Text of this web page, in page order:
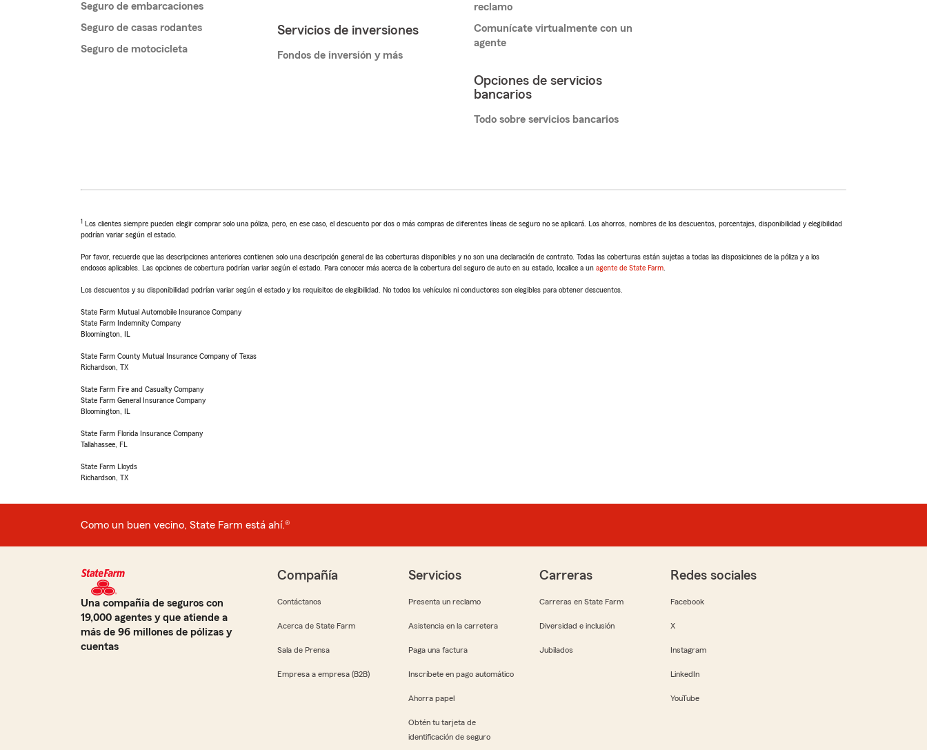
Seguro de embarcaciones
Seguro de casas rodantes
Seguro de motocicleta
Servicios de inversiones
Fondos de inversión y más
reclamo
Comunícate virtualmente con un
agente
Opciones de servicios
bancarios
Todo sobre servicios bancarios
1 Los clientes siempre pueden elegir comprar solo una póliza, pero, en ese caso, el descuento por dos o más compras de diferentes líneas de seguro no se aplicará. Los ahorros, nombres de los descuentos, porcentajes, disponibilidad y elegibilidad
podrían variar según el estado.
Por favor, recuerde que las descripciones anteriores contienen solo una descripción general de las coberturas disponibles y no son una declaración de contrato. Todas las coberturas están sujetas a todas las disposiciones de la póliza y a los
endosos aplicables. Las opciones de cobertura podrían variar según el estado. Para conocer más acerca de la cobertura del seguro de auto en su estado, localice a un agente de State Farm
Los descuentos y su disponibilidad podrían variar según el estado y los requisitos de elegibilidad. No todos los vehículos ni conductores son elegibles para obtener descuentos.
State Farm Mutual Automobile Insurance Company
State Farm Indemnity Company
Bloomington, IL
State Farm County Mutual Insurance Company of Texas
Richardson, TX
State Farm Fire and Casualty Company
State Farm General Insurance Company
Bloomington, IL
State Farm Florida Insurance Company
Tallahassee, FL
State Farm Lloyds
Richardson, TX
Como un buen vecino, State Farm está ahí.®
Una compañía de seguros con
19,000 agentes y que atiende a
más de 96 millones de pólizas y
cuentas
Compañía
Contáctanos
Acerca de State Farm
Sala de Prensa
Empresa a empresa (B2B)
Servicios
Presenta un reclamo
Asistencia en la carretera
Paga una factura
Inscríbete en pago automático
Ahorra papel
Obtén tu tarjeta de
identificación de seguro
Carreras
Carreras en State Farm
Diversidad e inclusión
Jubilados
Redes sociales
Facebook
X
Instagram
LinkedIn
YouTube